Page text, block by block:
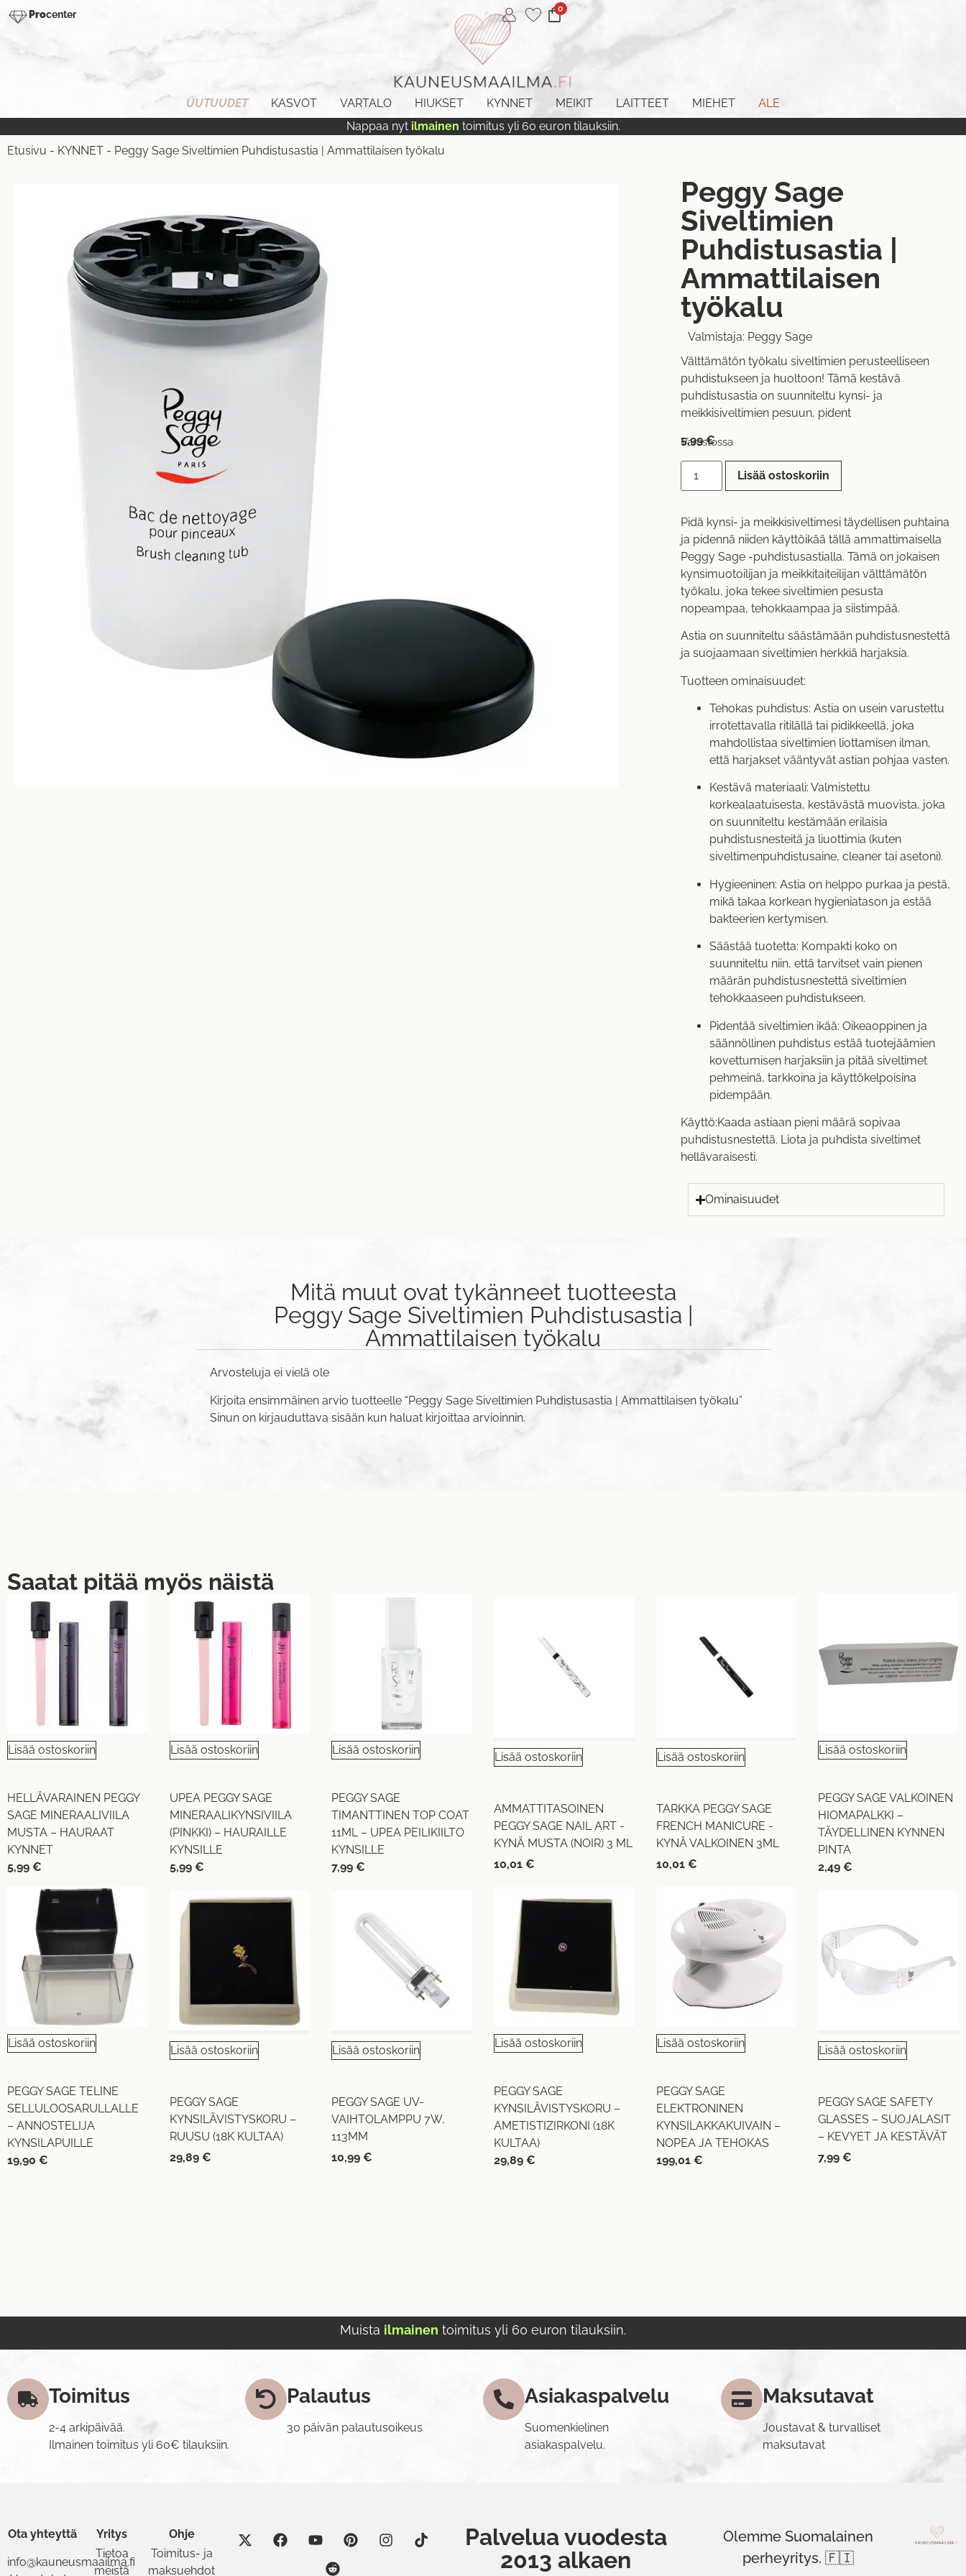
Procenter 0
UUTUUDET KASVOT VARTALO HIUKSET KYNNET MEIKIT LAITTEET MIEHET
ALE
Nappaa nyt ilmainen toimitus yli 60 euron tilauksiin.
Etusivu - KYNNET - Peggy Sage Siveltimien Puhdistusastia | Ammattilaisen työkalu
Peggy Sage
Siveltimien
Puhdistusastia |
Ammattilaisen
työkalu
Valmistaja: Peggy Sage
Välttämätön työkalu siveltimien perusteelliseen
puhdistukseen ja huoltoon! Tämä kestävä
puhdistusastia on suunniteltu kynsi- ja
meikkisiveltimien pesuun, pident
5,99€
Varastossa
Lisää ostoskoriin
Pidä kynsi- ja meikkisiveltimesi täydellisen puhtaina
ja pidennä niiden käyttöikää tällä ammattimaisella
Peggy Sage -puhdistusastialla. Tämä on jokaisen
kynsimuotoilijan ja meikkitaiteilijan välttämätön
työkalu, joka tekee siveltimien pesusta
nopeampaa, tehokkaampaa ja siistimpää.
Astia on suunniteltu säästämään puhdistusnestettä
ja suojaamaan siveltimien herkkiä harjaksia.
Tuotteen ominaisuudet:
Tehokas puhdistus: Astia on usein varustettu
irrotettavalla ritilällä tai pidikkeellä, joka
mahdollistaa siveltimien liottamisen ilman,
että harjakset vääntyvät astian pohjaa vasten.
Kestävä materiaali: Valmistettu
korkealaatuisesta, kestävästä muovista, joka
on suunniteltu kestämään erilaisia
puhdistusnesteitä ja liuottimia (kuten
siveltimenpuhdistusaine, cleaner tai asetoni).
Hygieeninen: Astia on helppo purkaa ja pestä,
mikä takaa korkean hygieniatason ja estää
bakteerien kertymisen.
Säästää tuotetta: Kompakti koko on
suunniteltu niin, että tarvitset vain pienen
määrän puhdistusnestettä siveltimien
tehokkaaseen puhdistukseen.
Pidentää siveltimien ikää: Oikeaoppinen ja
säännöllinen puhdistus estää tuotejäämien
kovettumisen harjaksiin ja pitää siveltimet
pehmeinä, tarkkoina ja käyttökelpoisina
pidempään.
Käyttö:Kaada astiaan pieni määrä sopivaa
puhdistusnestettä. Liota ja puhdista siveltimet
hellävaraisesti.
Ominaisuudet
Mitä muut ovat tykänneet tuotteesta
Peggy Sage Siveltimien Puhdistusastia |
Ammattilaisen työkalu
Arvosteluja ei vielä ole
Kirjoita ensimmäinen arvio tuotteelle “Peggy Sage Siveltimien Puhdistusastia | Ammattilaisen työkalu”
Sinun on kirjauduttava sisään kun haluat kirjoittaa arvioinnin.
Saatat pitää myös näistä
Lisää ostoskoriin
HELLÄVARAINEN PEGGY
SAGE MINERAALIVIILA
MUSTA – HAURAAT
KYNNET
5,99 €
Lisää ostoskoriin
UPEA PEGGY SAGE
MINERAALIKYNSIVIILA
(PINKKI) – HAURAILLE
KYNSILLE
5,99 €
Lisää ostoskoriin
PEGGY SAGE
TIMANTTINEN TOP COAT
11ML – UPEA PEILIKIILTO
KYNSILLE
7,99€
Lisää ostoskoriin
AMMATTITASOINEN
PEGGY SAGE NAIL ART -
KYNÄ MUSTA (NOIR) 3 ML
10,01 €
Lisää ostoskoriin
TARKKA PEGGY SAGE
FRENCH MANICURE -
KYNÄ VALKOINEN 3ML
10,01 €
Lisää ostoskoriin
PEGGY SAGE VALKOINEN
HIOMAPALKKI –
TÄYDELLINEN KYNNEN
PINTA
2,49€
Lisää ostoskoriin
PEGGY SAGE TELINE
SELLULOOSARULLALLE
– ANNOSTELIJA
KYNSILAPUILLE
19,90 €
Lisää ostoskoriin
PEGGY SAGE
KYNSILÄVISTYSKORU –
RUUSU (18K KULTAA)
29,89 €
Lisää ostoskoriin
PEGGY SAGE UV-
VAIHTOLAMPPU 7W,
113MM
10,99€
Lisää ostoskoriin
PEGGY SAGE
KYNSILÄVISTYSKORU –
AMETISTIZIRKONI (18K
KULTAA)
29,89 €
Lisää ostoskoriin
PEGGY SAGE
ELEKTRONINEN
KYNSILAKKAKUIVAIN –
NOPEA JA TEHOKAS
199,01 €
Lisää ostoskoriin
PEGGY SAGE SAFETY
GLASSES – SUOJALASIT
– KEVYET JA KESTÄVÄT
7,99€
Muista ilmainen toimitus yli 60 euron tilauksiin.
Toimitus
2-4 arkipäivää.
Ilmainen toimitus yli 60€ tilauksiin.
Palautus
30 päivän palautusoikeus
Asiakaspalvelu
Suomenkielinen
asiakaspalvelu.
Maksutavat
Joustavat & turvalliset
maksutavat
Ota yhteyttä
info@kauneusmaailma.fi
Yritys
Tietoa
meistä
Ohje
Toimitus- ja
maksuehdot
Palvelua vuodesta
2013 alkaen
Olemme Suomalainen
perheyritys. 🇫🇮